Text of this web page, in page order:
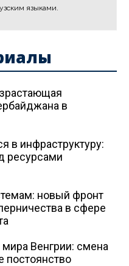
языками.
в
в инфраструктуру:
ресурсами
новый фронт
в сфере
мира Венгрии: смена
постоянство